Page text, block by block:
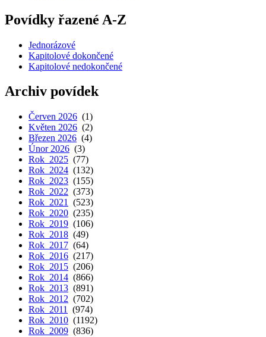
Povídky řazené A-Z
Jednorázové
Kapitolové dokončené
Kapitolové nedokončené
Archiv povídek
Červen 2026 (1)
Květen 2026 (2)
Březen 2026 (4)
Únor 2026 (3)
Rok 2025 (77)
Rok 2024 (132)
Rok 2023 (155)
Rok 2022 (373)
Rok 2021
(523)
Rok 2020 (235)
Rok 2019 (106)
Rok 2018 (49)
Rok 2017 (64)
Rok 2016 (217)
Rok 2015 (206)
Rok 2014 (866)
Rok 2013 (891)
Rok 2012 (702)
Rok 2011
(974)
Rok 2010 (1192)
Rok 2009 (836)